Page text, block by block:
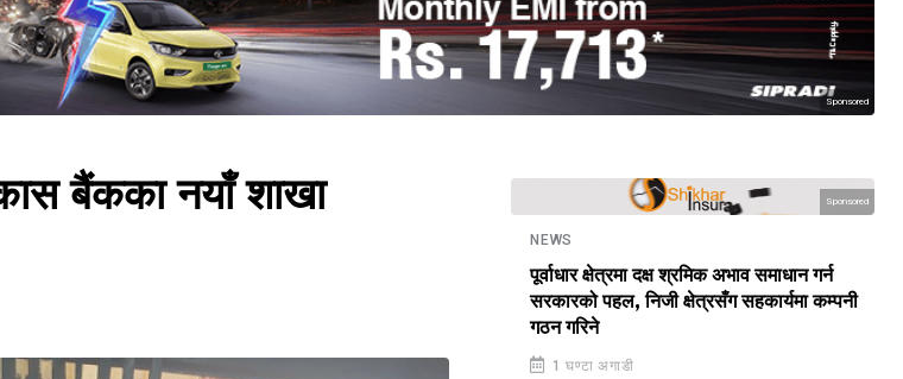
Sponsored
बैंकका नयाँ शाखा
Sponsored
NEWS
पूर्वाधार क्षेत्रमा दक्ष श्रमिक अभाव समाधान गर्न
सरकारको पहल, निजी क्षेत्रसँग सहकार्यमा कम्पनी
गठन गरिने
1 घण्टा अगाडी